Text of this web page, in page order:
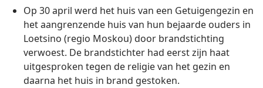
Op 30 april werd het huis van een Getuigengezin en
het aangrenzende huis van hun bejaarde ouders in
Loetsino (regio Moskou) door brandstichting
verwoest. De brandstichter had eerst zijn haat
uitgesproken tegen de religie van het gezin en
daarna het huis in brand gestoken.